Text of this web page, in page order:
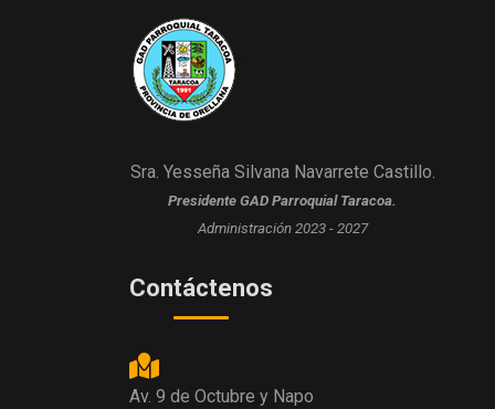
Sra. Yesseña Silvana Navarrete Castillo.
Presidente GAD Parroquial Taracoa.
Administración 2023 - 2027
Contáctenos
Av. 9 de Octubre y Napo